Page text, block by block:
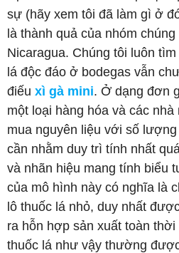
sự (hãy xem tôi đã làm gì ở
là thành quả của nhóm
Nicaragua. Chúng tôi luôn
lá độc đáo ở bodegas vẫn
điếu xì gà mini. Ở dạng đơn
một loại hàng hóa và các
mua nguyên liệu với số
cần nhằm duy trì tính nhất
và nhãn hiệu mang tính biểu
của mô hình này có nghĩa là
lô thuốc lá nhỏ, duy nhất
ra hỗn hợp sản xuất toàn
thuốc lá như vậy thường